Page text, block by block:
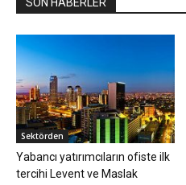
Sektörden
Yabancı yatırımcıların ofiste ilk
tercihi Levent ve Maslak